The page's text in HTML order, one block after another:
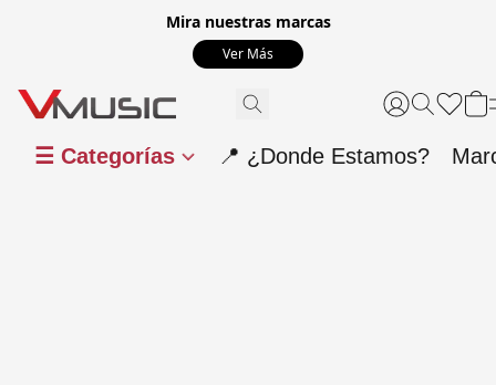
Mira nuestras marcas
Ver Más
☰ Categorías 📍 ¿Donde Estamos?